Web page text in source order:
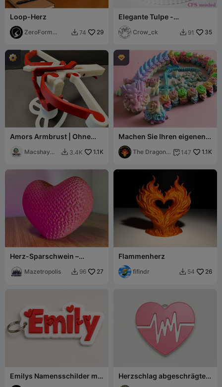
Loop-Herz
ZeroForm
 74 29
Elegante Tulpe -
Mehrfarbig (CFS
erforderlich)
Crow_ck  91 35
Amors Armbrust | Ohne
Macshay
 3.4K 1.1K

Machen Sie Ihren eigenen
Rosenstrauß Drachen
The Dragons
 147 1.1K
Herz-Sparschwein –
TexturMazetropolis  96 27
Flammenherz
fifindr  54 26
Emilys Namensschilder mit
Herzen
Herzschlag abgeschrägter
Puls NFC-